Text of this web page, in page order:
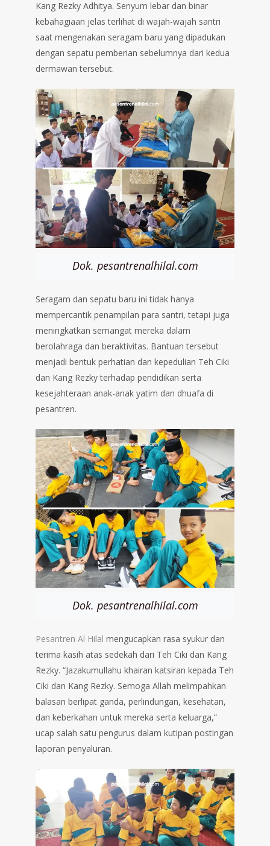
Kang Rezky Adhitya. Senyum lebar dan binar
kebahagiaan jelas terlihat di wajah-wajah santri
saat mengenakan seragam baru yang dipadukan
dengan sepatu pemberian sebelumnya dari kedua
dermawan tersebut.
Dok. pesantrenalhilal.com
Seragam dan sepatu baru ini tidak hanya
mempercantik penampilan para santri, tetapi juga
meningkatkan semangat mereka dalam
berolahraga dan beraktivitas. Bantuan tersebut
menjadi bentuk perhatian dan kepedulian Teh Ciki
dan Kang Rezky terhadap pendidikan serta
kesejahteraan anak-anak yatim dan dhuafa di
pesantren.
Dok. pesantrenalhilal.com
Pesantren Al Hilal mengucapkan rasa syukur dan
terima kasih atas sedekah dari Teh Ciki dan Kang
Rezky. “Jazakumullahu khairan katsiran kepada Teh
Ciki dan Kang Rezky. Semoga Allah melimpahkan
balasan berlipat ganda, perlindungan, kesehatan,
dan keberkahan untuk mereka serta keluarga,”
ucap salah satu pengurus dalam kutipan postingan
laporan penyaluran.